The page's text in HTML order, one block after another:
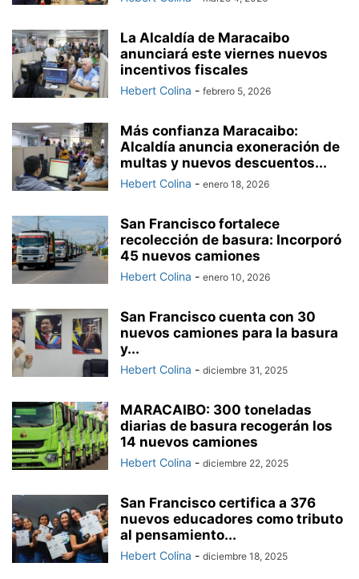
La Alcaldía de Maracaibo
anunciará este viernes nuevos
incentivos fiscales
Hebert Colina - febrero 5, 2026
Más confianza Maracaibo:
Alcaldía anuncia exoneración de
multas y nuevos descuentos...
Hebert Colina - enero 18, 2026
San Francisco fortalece
recolección de basura: Incorporó
45 nuevos camiones
Hebert Colina - enero 10, 2026
San Francisco cuenta con 30
nuevos camiones para la basura
y...
Hebert Colina - diciembre 31, 2025
MARACAIBO: 300 toneladas
diarias de basura recogerán los
14 nuevos camiones
Hebert Colina - diciembre 22, 2025
San Francisco certifica a 376
nuevos educadores como tributo
al pensamiento...
Hebert Colina - diciembre 18, 2025